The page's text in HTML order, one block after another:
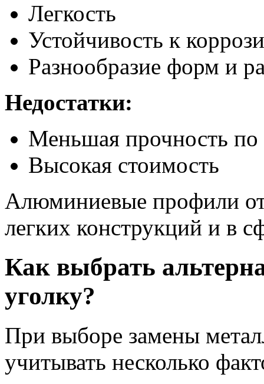
Легкость
Устойчивость к
Разнообразие форм и
Недостатки:
Меньшая прочность по
Высокая стоимость
Алюминиевые профили
легких конструкций и в
Как выбрать
уголку?
При выборе замены
учитывать несколько